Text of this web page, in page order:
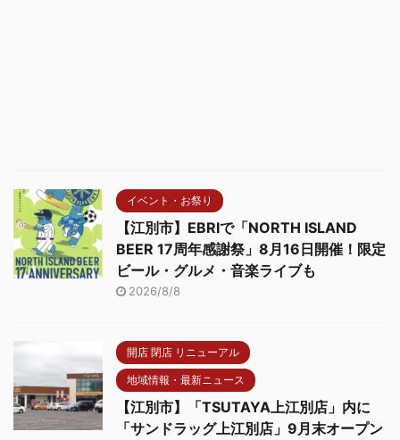
イベント・お祭り
【江別市】EBRIで「NORTH ISLAND
BEER 17周年感謝祭」8月16日開催！限定
ビール・グルメ・音楽ライブも
2026/8/8
開店 閉店 リニューアル
地域情報・最新ニュース
【江別市】「TSUTAYA上江別店」内に
「サンドラッグ上江別店」9月末オープン